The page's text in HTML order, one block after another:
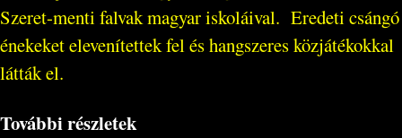
Szeret-menti falvak magyar iskoláival. Eredeti csángó
énekeket elevenítettek fel és hangszeres közjátékokkal
látták el.
További részletek